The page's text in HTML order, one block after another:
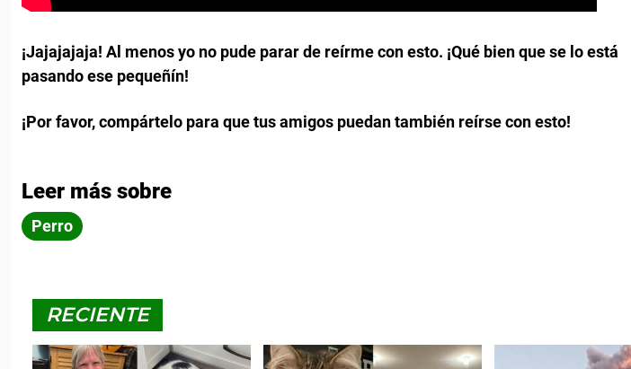
¡Jajajajaja! Al menos yo no pude parar de reírme con esto. ¡Qué bien que se lo está
pasando ese pequeñín!
¡Por favor, compártelo para que tus amigos puedan también reírse con esto!
Leer más sobre
Perro
RECIENTE